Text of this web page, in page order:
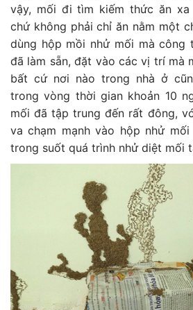
vậy, mối đi tìm kiếm thức ăn xa
chứ không phải chỉ ăn nằm một
dùng hộp mồi nhử mối mà công
đã làm sẵn, đặt vào các vị trí mà
bất cứ nơi nào trong nhà ở
trong vòng thời gian khoản 10
mối đã tập trung đến rất đông,
va chạm mạnh vào hộp nhử
trong suốt quá trình nhử diệt mối